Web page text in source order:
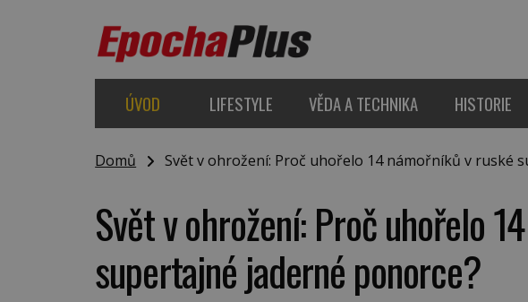
ÚVOD LIFESTYLE VĚDA A TECHNIKA HISTORIE
Domů Svět v ohrožení: Proč uhořelo 14 námořníků v ruské
Svět v ohrožení: Proč uhořelo
supertajné jaderné ponorce?